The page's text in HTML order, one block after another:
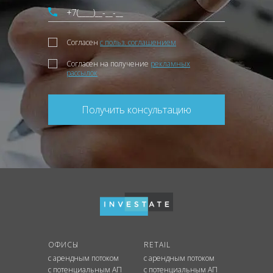
Согласен с польз. соглашением
Согласен на получение рекламных
рассылок
Получить консультацию
ОФИСЫ
с арендным потоком
с потенциальным АП
RETAIL
с арендным потоком
с потенциальным АП